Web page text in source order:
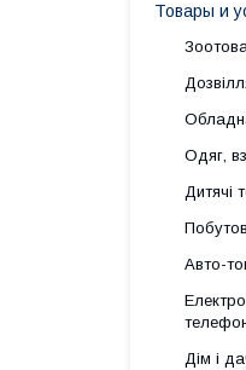
Товары и
Одяг,
Дитячі
Авто-
Дім і